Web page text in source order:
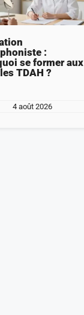
:
se former aux
TDAH ?
4 août 2026